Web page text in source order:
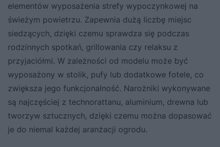
elementów wyposażenia strefy wypoczynkowej na
świeżym powietrzu. Zapewnia dużą liczbę miejsc
siedzących, dzięki czemu sprawdza się podczas
rodzinnych spotkań, grillowania czy relaksu z
przyjaciółmi. W zależności od modelu może być
wyposażony w stolik, pufy lub dodatkowe fotele, co
zwiększa jego funkcjonalność. Narożniki wykonywane
są najczęściej z technorattanu, aluminium, drewna lub
tworzyw sztucznych, dzięki czemu można dopasować
je do niemal każdej aranżacji ogrodu.